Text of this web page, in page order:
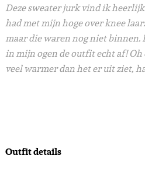
Deze sweater jurk vind ik
had met mijn hoge over knee
maar die waren nog niet binnen.
in mijn ogen de outfit echt af!
veel warmer dan het er uit ziet,
Outfit details